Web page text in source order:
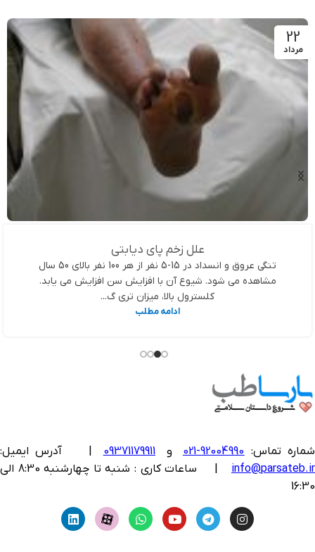
22
مرداد
علل زخم پای دیابتی
تنگی عروق و انسداد در 15-5 نفر از هر 100 نفر بالای 50 سال
مشاهده می شود. شیوع آن با افزایش سن افزایش می یابد.
کلسترول بالا، میزان تری گ...
ادامه مطلب
شماره تماس: 92004990-021 و 09371179911
آدرس ایمیل:
info@parsateb.ir
| ساعات کاری : شنبه تا چهارشنبه 8:30 الی
16:30